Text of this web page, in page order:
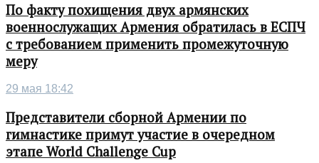
По факту похищения двух армянских
военнослужащих Армения обратилась в ЕСПЧ
с требованием применить промежуточную
меру
29 мая 18:42
Представители сборной Армении по
гимнастике примут участие в очередном
этапе World Challenge Cup